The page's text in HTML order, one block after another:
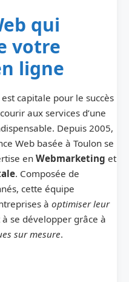
qui
votre
ligne
est capitale pour le succès
aux services d’une
Depuis 2005,
Web basée à Toulon se
enWebmarketing et
. Composée de
cette équipe
à optimiser leur
à se développer grâce à
sur mesure.